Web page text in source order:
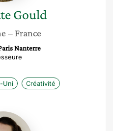
Gould
– France
Nanterre
Uni Créativité
Louise
Tschanz